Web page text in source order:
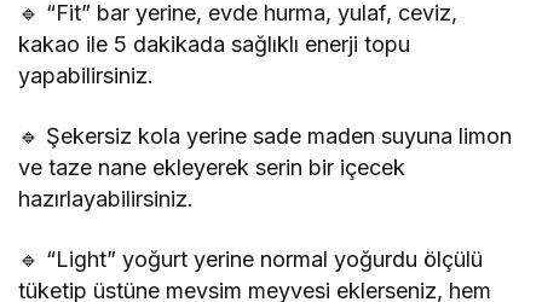
🔹 “Fit” bar yerine, evde hurma, yulaf, ceviz,
kakao ile 5 dakikada sağlıklı enerji topu
yapabilirsiniz.
🔹 Şekersiz kola yerine sade maden suyuna limon
ve taze nane ekleyerek serin bir içecek
hazırlayabilirsiniz.
🔹 “Light” yoğurt yerine normal yoğurdu ölçülü
tüketip üstüne mevsim meyvesi eklerseniz, hem